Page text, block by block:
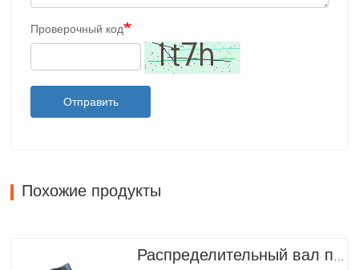
Проверочный код
Отправить
Похожие продукты